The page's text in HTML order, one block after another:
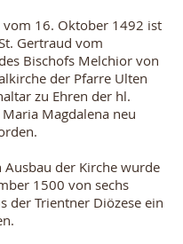
vom 16. Oktober 1492 ist
Gertraud vom
Bischofs Melchior von
der Pfarre Ulten
zu Ehren der hl.
Magdalena neu
der Kirche wurde
1500 von sechs
der Trientner Diözese ein